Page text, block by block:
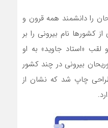
را دانشمند همه قرون و
کشورها نام بیرونی را بر
لقب «استاد جاوید» به او
بیرونی در چند کشور
چاپ شد که نشان از